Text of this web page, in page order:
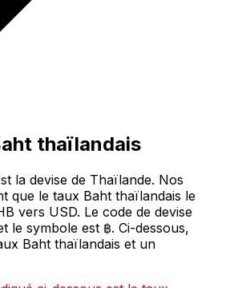
thaïlandais
la devise de Thaïlande. Nos
que le taux Baht thaïlandais le
vers USD. Le code de devise
le symbole est ฿. Ci-dessous,
Baht thaïlandais et un